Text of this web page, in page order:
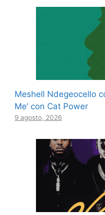
Meshell Ndegeocello
Me’ con Cat Power
9 agosto, 2026